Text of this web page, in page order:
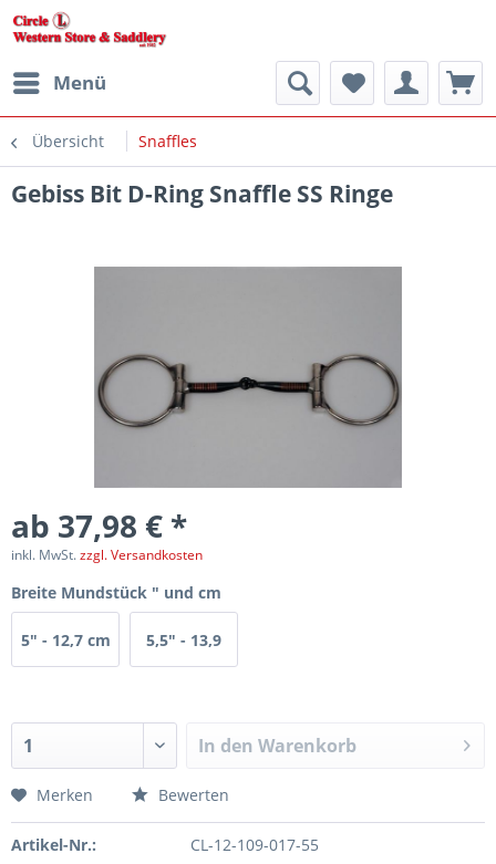
Menü
Übersicht Snaffles
Gebiss Bit D-Ring Snaffle SS Ringe
ab 37,98 € *
inkl. MwSt.zzgl. Versandkosten
Breite Mundstück " und cm
5" - 12,7 cm 5,5" - 13,9
In den Warenkorb
Merken Bewerten
Artikel-Nr.: CL-12-109-017-55